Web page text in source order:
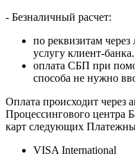
- Безналичный расчет:
по реквизитам
услугу клиент-банка.
оплата СБП при
способа не нужно
Оплата происходит через
Процессингового центра
карт следующих
VISA International